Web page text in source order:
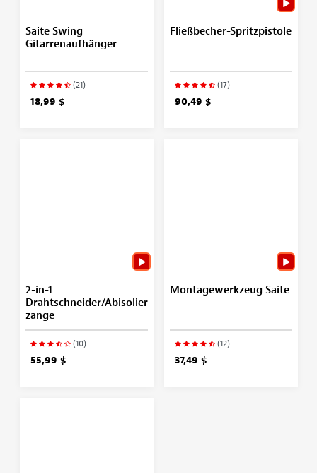
Saite Swing
Gitarrenaufhänger
(21)
18,99 $
Fließbecher-Spritzpistole
(17)
90,49 $
2-in-1
Drahtschneider/Abisolier
zange
(10)
55,99 $
Montagewerkzeug Saite
(12)
37,49 $